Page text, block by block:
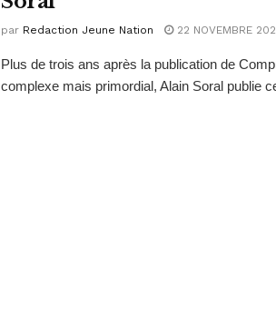
par Redaction Jeune Nation 22 NOVEMBRE
Plus de trois ans après la publication de
complexe mais primordial, Alain Soral publie